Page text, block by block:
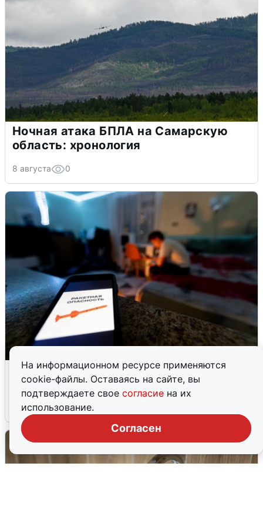
На информационном ресурсе применяются
cookie-файлы. Оставаясь на сайте, вы
подтверждаете свое согласие на их
использование.
Согласен
Ночная атака БПЛА на Самарскую
область: хронология
8 августа 0
Ночью в Самарской области завыли
сирены
8 августа 0